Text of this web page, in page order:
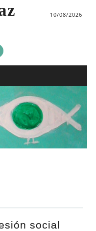
10/08/2026
Andrés Vázquez de Sola
social